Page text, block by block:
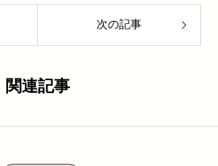
次の記事
関連記事